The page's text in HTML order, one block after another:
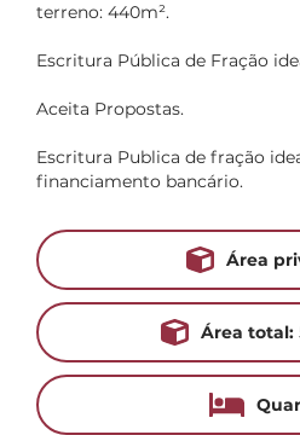
terreno: 440m².
Escritura Pública de Fração
Aceita Propostas.
Escritura Publica de fração
financiamento bancário.
Área
Área total: